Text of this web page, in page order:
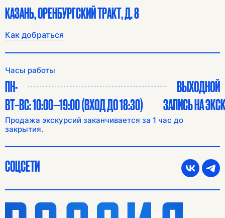
КАЗАНЬ, ОРЕНБУРГСКИЙ ТРАКТ, Д. 8
Как добраться
Часы работы
ПН-
ВЫХОДНОЙ
ВТ–ВС: 10:00—19:00 (ВХОД ДО 18:30)
ЗАПИСЬ НА
Продажа экскурсий заканчивается за 1 час до
закрытия.
СОЦСЕТИ